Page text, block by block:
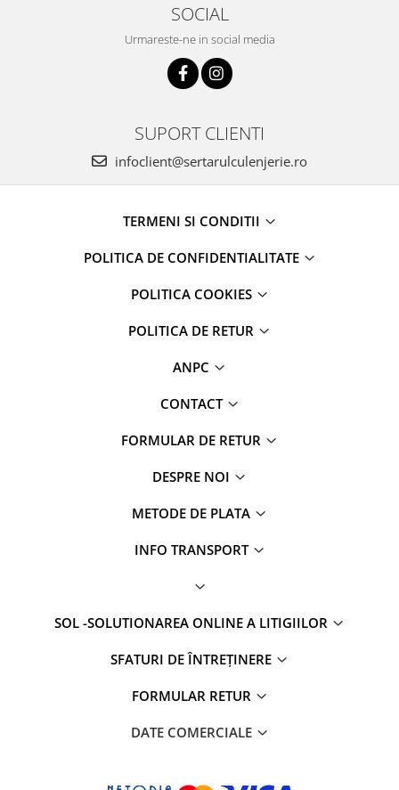
SOCIAL
Urmareste-ne in social media
SUPORT CLIENTI
infoclient@sertarulculenjerie.ro
TERMENI SI CONDITII
POLITICA DE CONFIDENTIALITATE
POLITICA COOKIES
POLITICA DE RETUR
ANPC
CONTACT
FORMULAR DE RETUR
DESPRE NOI
METODE DE PLATA
INFO TRANSPORT
SOL -SOLUTIONAREA ONLINE A LITIGIILOR
SFATURI DE ÎNTREȚINERE
FORMULAR RETUR
DATE COMERCIALE